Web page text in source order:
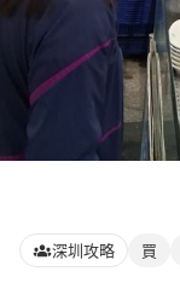
深圳攻略 買